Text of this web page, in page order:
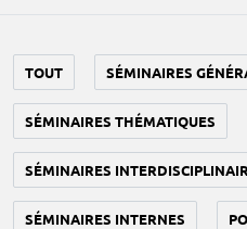
TOUT SÉMINAIRES
SÉMINAIRES THÉMATIQUES
SÉMINAIRES
SÉMINAIRES INTERNES